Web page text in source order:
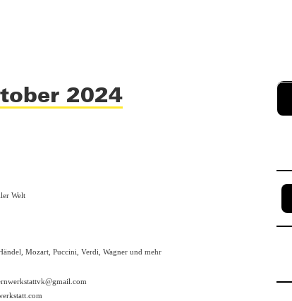
2024
Welt
Mozart, Puccini, Verdi, Wagner und mehr